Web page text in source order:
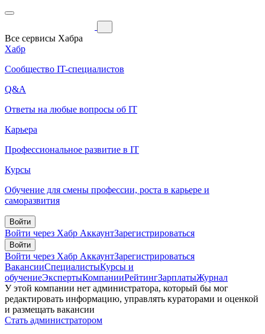
Все сервисы Хабра
Хабр
Сообщество IT-специалистов
Q&A
Ответы на любые вопросы об IT
Карьера
Профессиональное развитие в IT
Курсы
Обучение для смены профессии, роста в карьере и
саморазвития
Войти
Войти через Хабр АккаунтЗарегистрироваться
Войти
Войти через Хабр АккаунтЗарегистрироваться
ВакансииСпециалистыКурсы и
обучениеЭкспертыКомпанииРейтингЗарплатыЖурнал
У этой компании нет администратора, который бы мог
редактировать информацию, управлять кураторами и оценкой
и размещать вакансии
Стать администратором